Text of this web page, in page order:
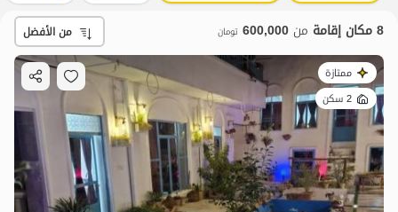
8 مكان إقامة من 600,000 تومان من الأفضل
ممتازة
2 سكن